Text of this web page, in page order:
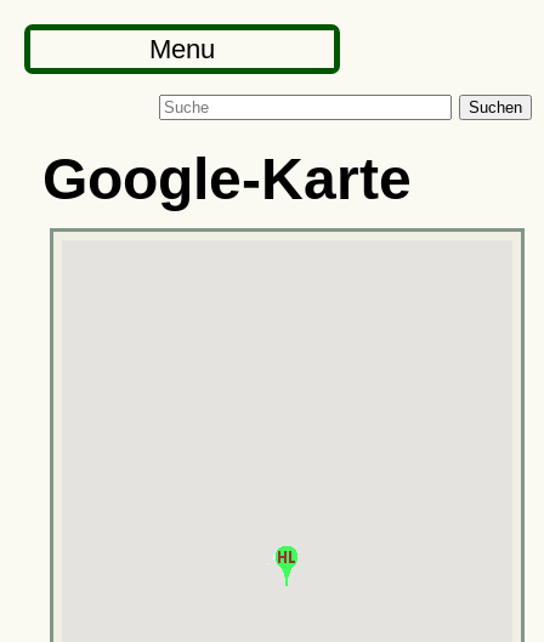
Menu
Suchen
Google-Karte